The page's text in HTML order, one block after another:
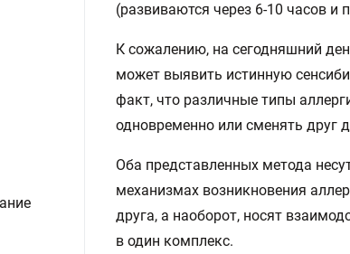
(развиваются через 6-10 часов и
К сожалению, на сегодняшний
может выявить истинную
факт, что различные типы
одновременно или сменять друг
Оба представленных метода
механизмах возникновения
друга, а наоборот, носят
в один комплекс.